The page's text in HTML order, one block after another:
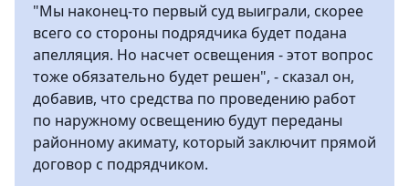
"Мы наконец-то первый суд выиграли, скорее
всего со стороны подрядчика будет подана
апелляция. Но насчет освещения - этот вопрос
тоже обязательно будет решен", - сказал он,
добавив, что средства по проведению работ
по наружному освещению будут переданы
районному акимату, который заключит прямой
договор с подрядчиком.